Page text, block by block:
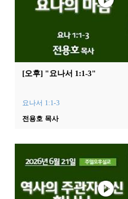
[오후] "요나서 1:1-3"
요나서 1:1-3
전용호 목사